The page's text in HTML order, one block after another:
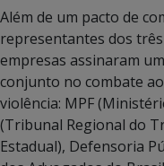
Além de um pacto de
representantes dos
empresas assinaram
conjunto no combate
violência: MPF
(Tribunal Regional do
Estadual), Defensoria